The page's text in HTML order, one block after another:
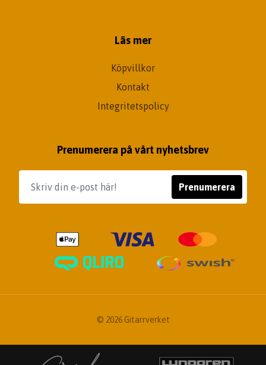
Läs mer
Köpvillkor
Kontakt
Integritetspolicy
Prenumerera på vårt nyhetsbrev
Prenumerera
© 2026 Gitarrverket